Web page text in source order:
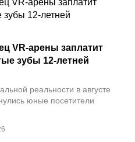
VR-арены заплатит
зубы 12-летней
реальности в августе
юные посетители